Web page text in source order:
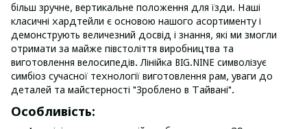
більш зручне, вертикальне положення для їзди. Наші
класичні хардтейли є основою нашого асортименту і
демонструють величезний досвід і знання, які ми змогли
отримати за майже півстоліття виробництва та
виготовлення велосипедів. Лінійка BIG.NINE символізує
симбіоз сучасної технології виготовлення рам, уваги до
деталей та майстерності "Зроблено в Тайвані".
Особливість: